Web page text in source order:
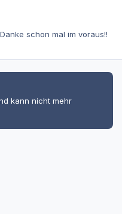
schon mal im voraus!!
kann nicht mehr